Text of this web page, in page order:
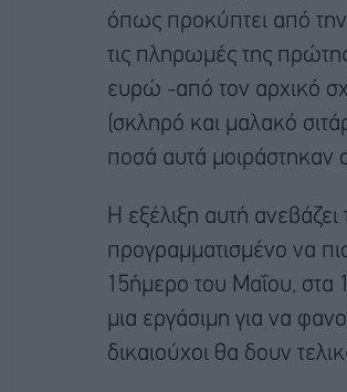
όπως προκύπτει από
τις πληρωμές της
ευρώ -από τον αρχικό
(σκληρό και μαλακό
ποσά αυτά
Η εξέλιξη αυτή
προγραμματισμένο να
15ήμερο του Μαΐου, στα
μια εργάσιμη για να
δικαιούχοι θα δουν